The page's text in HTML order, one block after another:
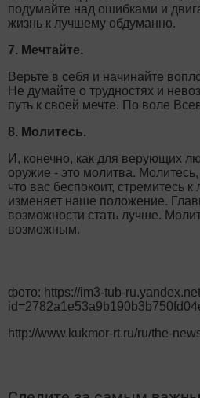
подумайте над ошибками и
жизнь к лучшему обдуманно.
7. Мечтайте.
Верьте в себя и начинайте
Не думайте о трудностях и
путь к своей мечте. По воле
8. Молитесь.
И, конечно, как для верующих
оружие - это молитва.
что вас беспокоит, стремитесь
изменяет наше положение.
возможности стать лучше.
возможным.
фото: https://im3-tub-
http://www.kukmor-rt.ru/ru/the-